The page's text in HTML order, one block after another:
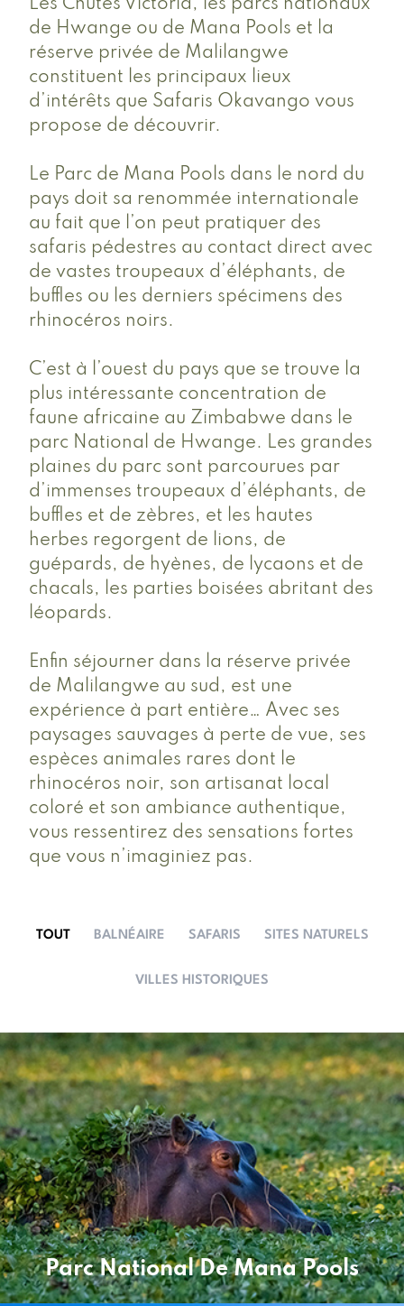
Les Chutes Victoria, les parcs nationaux
de Hwange ou de Mana Pools et la
réserve privée de Malilangwe
constituent les principaux lieux
d’intérêts que Safaris Okavango vous
propose de découvrir.
Le Parc de Mana Pools dans le nord du
pays doit sa renommée internationale
au fait que l’on peut pratiquer des
safaris pédestres au contact direct avec
de vastes troupeaux d’éléphants, de
buffles ou les derniers spécimens des
rhinocéros noirs.
C’est à l’ouest du pays que se trouve la
plus intéressante concentration de
faune africaine au Zimbabwe dans le
parc National de Hwange. Les grandes
plaines du parc sont parcourues par
d’immenses troupeaux d’éléphants, de
buffles et de zèbres, et les hautes
herbes regorgent de lions, de
guépards, de hyènes, de lycaons et de
chacals, les parties boisées abritant des
léopards.
Enfin séjourner dans la réserve privée
de Malilangwe au sud, est une
expérience à part entière… Avec ses
paysages sauvages à perte de vue, ses
espèces animales rares dont le
rhinocéros noir, son artisanat local
coloré et son ambiance authentique,
vous ressentirez des sensations fortes
que vous n’imaginiez pas.
TOUT BALNÉAIRE SAFARIS SITES NATURELS
VILLES HISTORIQUES
Parc National De Mana Pools